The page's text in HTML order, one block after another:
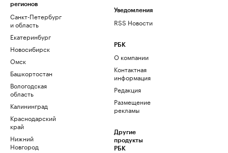
регионов
Санкт-Петербург
и область
Екатеринбург
Новосибирск
Омск
Башкортостан
Вологодская
область
Калининград
Краснодарский
край
Нижний
Новгород
Уведомления
RSS Новости
РБК
О компании
Контактная
информация
Редакция
Размещение
рекламы
Другие
продукты
РБК